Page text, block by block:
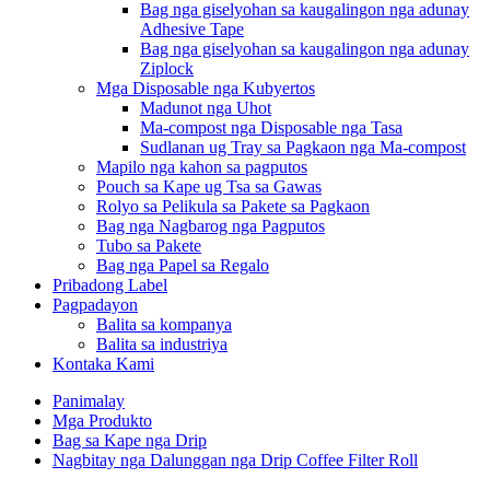
Bag nga giselyohan sa kaugalingon nga adunay
Adhesive Tape
Bag nga giselyohan sa kaugalingon nga adunay
Ziplock
Mga Disposable nga Kubyertos
Madunot nga Uhot
Ma-compost nga Disposable nga Tasa
Sudlanan ug Tray sa Pagkaon nga Ma-compost
Mapilo nga kahon sa pagputos
Pouch sa Kape ug Tsa sa Gawas
Rolyo sa Pelikula sa Pakete sa Pagkaon
Bag nga Nagbarog nga Pagputos
Tubo sa Pakete
Bag nga Papel sa Regalo
Pribadong Label
Pagpadayon
Balita sa kompanya
Balita sa industriya
Kontaka Kami
Panimalay
Mga Produkto
Bag sa Kape nga Drip
Nagbitay nga Dalunggan nga Drip Coffee Filter Roll